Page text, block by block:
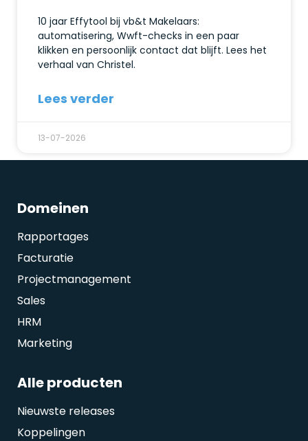
10 jaar Effytool bij vb&t Makelaars:
automatisering, Wwft-checks in een paar
klikken en persoonlijk contact dat blijft. Lees het
verhaal van Christel.
Lees verder
13-07-2026
Domeinen
Rapportages
Facturatie
Projectmanagement
Sales
HRM
Marketing
Alle producten
Nieuwste releases
Koppelingen